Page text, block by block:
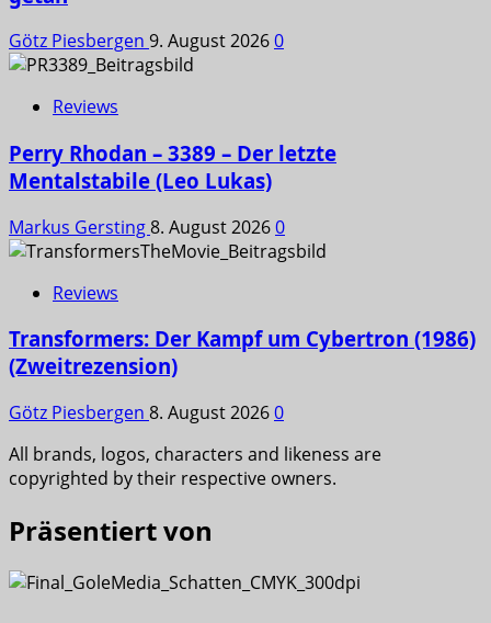
Götz Piesbergen 9. August 20260
Reviews
Perry Rhodan – 3389 – Der letzte
Mentalstabile (Leo Lukas)
Markus Gersting8. August 20260
Reviews
Transformers: Der Kampf um Cybertron (1986)
(Zweitrezension)
Götz Piesbergen 8. August 20260
All brands, logos, characters and likeness are
copyrighted by their respective owners.
Präsentiert von